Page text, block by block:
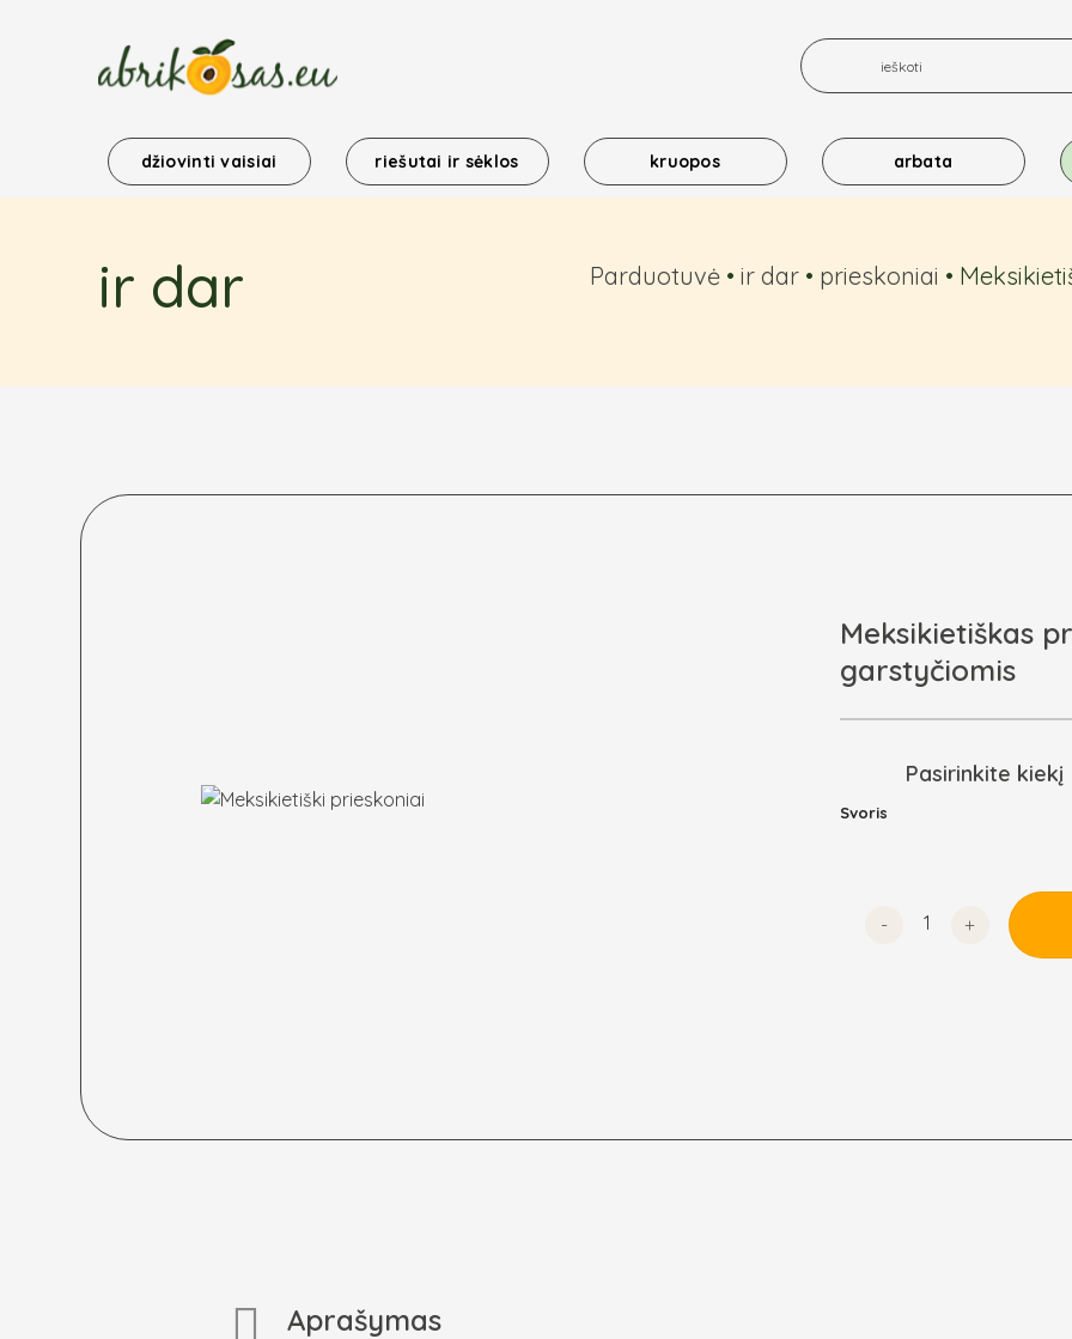
džiovinti vaisiai riešutai ir sėklos kruopos arbata
ir dar Parduotuvė• ir dar• prieskoniai •
Meksikietiškas
garstyčiomis
Svoris
Pasirinkite kiekį
produkto kiekis:
Aprašymas